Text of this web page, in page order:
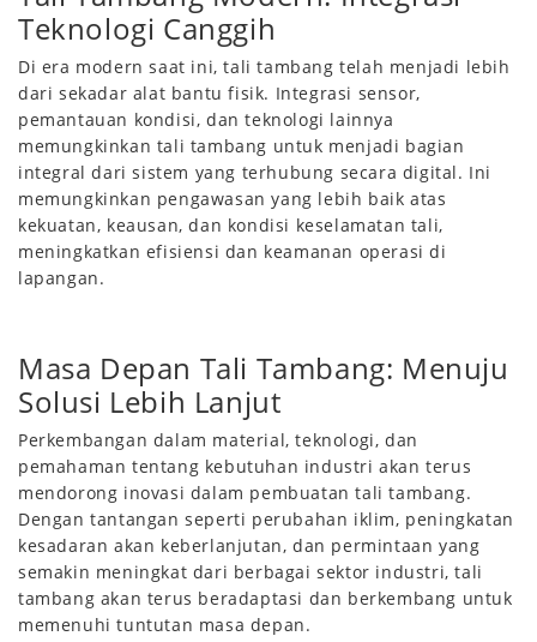
Teknologi Canggih
Di era modern saat ini, tali tambang telah menjadi lebih
dari sekadar alat bantu fisik. Integrasi sensor,
pemantauan kondisi, dan teknologi lainnya
memungkinkan tali tambang untuk menjadi bagian
integral dari sistem yang terhubung secara digital. Ini
memungkinkan pengawasan yang lebih baik atas
kekuatan, keausan, dan kondisi keselamatan tali,
meningkatkan efisiensi dan keamanan operasi di
lapangan.
Masa Depan Tali Tambang: Menuju
Solusi Lebih Lanjut
Perkembangan dalam material, teknologi, dan
pemahaman tentang kebutuhan industri akan terus
mendorong inovasi dalam pembuatan tali tambang.
Dengan tantangan seperti perubahan iklim, peningkatan
kesadaran akan keberlanjutan, dan permintaan yang
semakin meningkat dari berbagai sektor industri, tali
tambang akan terus beradaptasi dan berkembang untuk
memenuhi tuntutan masa depan.